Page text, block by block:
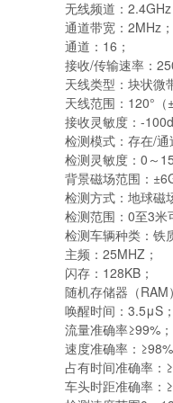
无线频道： 2.4GHz
通道带宽： 2MHz；
通道： 16；
接收/传输速率：
天线类型：块状微
天线范围： 120°（
接收灵敏度： -
检测模式：存在/通
检测灵敏度： 0～
背景磁场范围：
检测方式：地球磁
检测范围： 0至3米
检测车辆种类：铁
主频： 25MHZ；
闪存： 128KB；
随机存储器（RAM
唤醒时间： 3.5μS；
流量准确率≥99%；
速度准确率： ≥98%
占有时间准确率：
车头时距准确率：